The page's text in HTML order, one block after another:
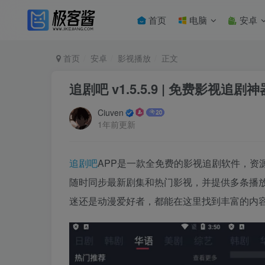
首页 电脑 安卓
首页 安卓 影视播放 正文
追剧吧 v1.5.5.9 | 免费影视追剧
Ciuven
1年前更新
追剧吧APP是一款全免费的影视追剧软件，资
随时同步最新剧集和热门影视，并提供多条
迷还是动漫爱好者，都能在这里找到丰富的内